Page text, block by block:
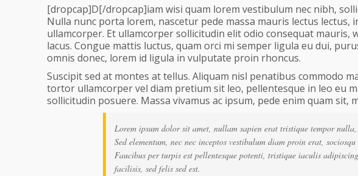
Post
with
Google
Map
[dropcap]D[/dropcap]iam wisi quam lorem vestibulum nec nibh,
Nulla nunc porta lorem, nascetur pede massa mauris lectus lectus,
ullamcorper. Et ullamcorper sollicitudin elit odio consequat
lacus. Congue mattis luctus, quam orci mi semper ligula eu dui,
omnis donec, lorem id ligula in vulputate proin rhoncus.
Suscipit sed at montes at tellus. Aliquam nisl penatibus commodo
tortor ullamcorper vel diam pretium sit leo, pellentesque in leo eu
sollicitudin posuere. Massa vivamus ac ipsum, pede enim quam sit,
Lorem ipsum dolor sit amet, nullam sapien erat tristique tempor
Sed elementum, nec nec inceptos vestibulum diam proin erat,
Faucibus per turpis est pellentesque potenti, tristique iaculis
facilisis, sed felis sed est.